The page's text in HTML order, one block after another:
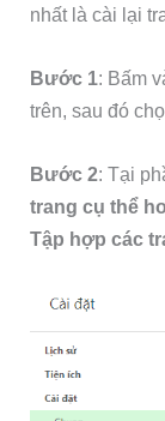
nhất là cài lại
Bước 1: Bấm
trên, sau đó
Bước 2: Tại
trang cụ thể
Tập hợp các